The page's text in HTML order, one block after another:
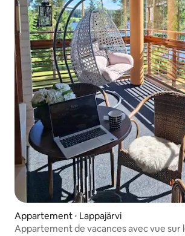
Appartement ⋅ Lappajärvi
Appartement de vacances avec vue sur